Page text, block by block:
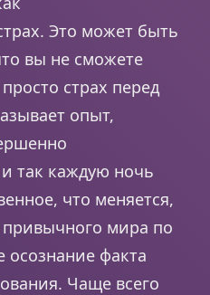
Это может быть
вы не сможете
страх перед
опыт,
так каждую ночь
что меняется,
мира по
осознание факта
Чаще всего